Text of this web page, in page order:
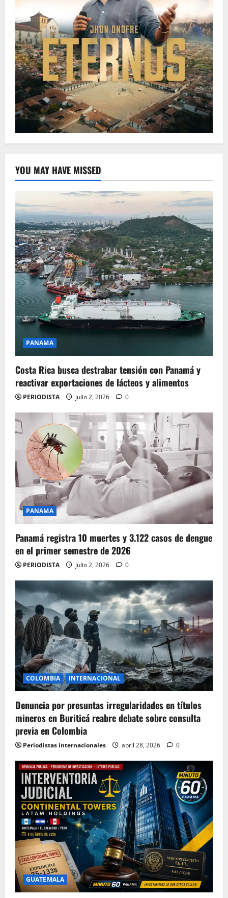
YOU MAY HAVE MISSED
PANAMA
Costa Rica busca destrabar tensión con Panamá y
reactivar exportaciones de lácteos y alimentos
PERIODISTA julio 2, 2026 0
PANAMA
Panamá registra 10 muertes y 3.122 casos de dengue
en el primer semestre de 2026
PERIODISTA julio 2, 2026 0
COLOMBIA INTERNACIONAL
Denuncia por presuntas irregularidades en títulos
mineros en Buriticá reabre debate sobre consulta
previa en Colombia
Periodistas internacionales abril 28, 2026 0
GUATEMALA